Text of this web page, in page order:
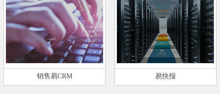
销售易CRM 易快报